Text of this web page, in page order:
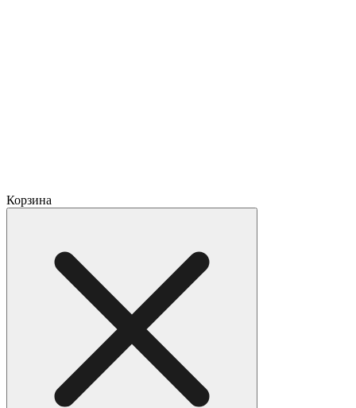
Корзина